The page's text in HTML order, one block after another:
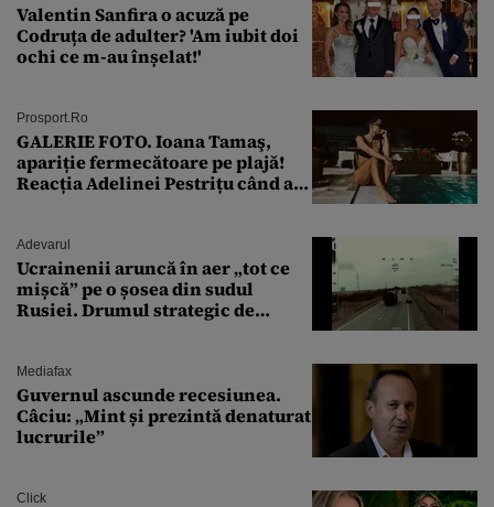
Valentin Sanfira o acuză pe
Codruța de adulter? 'Am iubit doi
ochi ce m-au înșelat!'
Prosport.ro
GALERIE FOTO. Ioana Tamaş,
apariție fermecătoare pe plajă!
Reacția Adelinei Pestrițu când a
Adevarul
Ucrainenii aruncă în aer „tot ce
mișcă” pe o șosea din sudul
Rusiei. Drumul strategic de
Mediafax
Guvernul ascunde recesiunea.
Câciu: „Mint și prezintă denaturat
lucrurile”
Click